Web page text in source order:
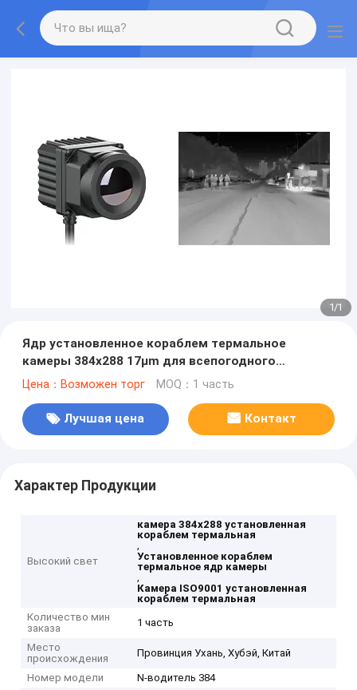
1/1
Ядр установленное кораблем термальное
камеры 384x288 17µm для всепогодного
применения
Цена：Возможен торг MOQ：1 часть
Лучшая цена Контакт
Характер Продукции
Высокий свет
камера 384x288 установленная
кораблем термальная
,
Установленное кораблем
термальное ядр камеры
,
Камера ISO9001 установленная
кораблем термальная
Количество мин
заказа
1 часть
Место
происхождения
Провинция Ухань, Хубэй, Китай
Номер модели
N-водитель 384